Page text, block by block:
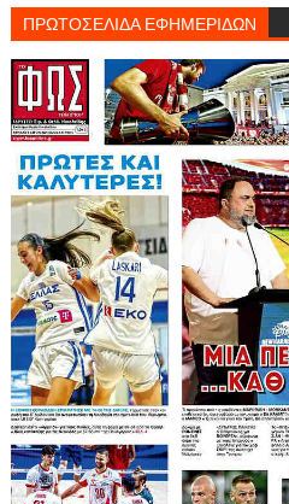
ΠΡΩΤΟΣΕΛΙΔΑ ΕΦΗΜΕΡΙΔΩΝ